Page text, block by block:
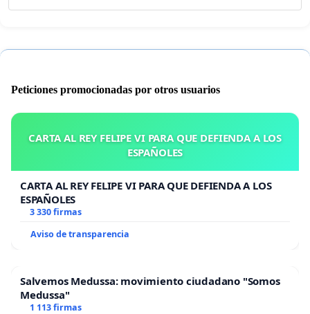
Peticiones promocionadas por otros usuarios
CARTA AL REY FELIPE VI PARA QUE DEFIENDA A LOS
ESPAÑOLES
CARTA AL REY FELIPE VI PARA QUE DEFIENDA A LOS
ESPAÑOLES
3 330 firmas
Aviso de transparencia
Salvemos Medussa: movimiento ciudadano "Somos
Medussa"
1 113 firmas